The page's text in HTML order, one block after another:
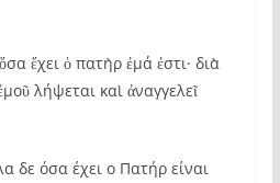
ὁ πατὴρ ἐμά ἐστι· διὰ
λήψεται καὶ ἀναγγελεῖ
έχει ο Πατήρ είναι